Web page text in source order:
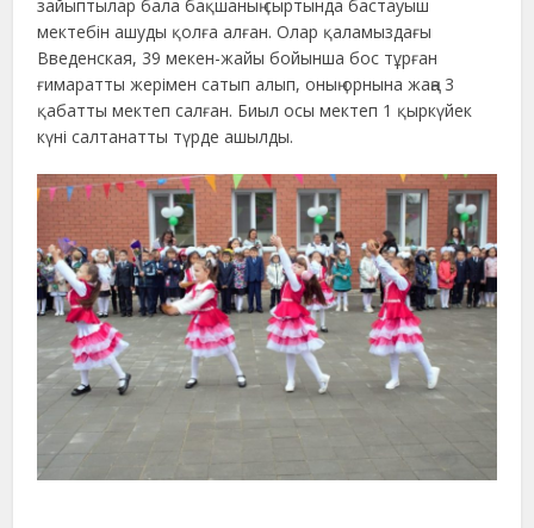
зайыптылар бала бақшаның сыртында бастауыш
мектебін ашуды қолға алған. Олар қаламыздағы
Введенская, 39 мекен-жайы бойынша бос тұрған
ғимаратты жерімен сатып алып, оның орнына жаңа 3
қабатты мектеп салған. Биыл осы мектеп 1 қыркүйек
күні салтанатты түрде ашылды.